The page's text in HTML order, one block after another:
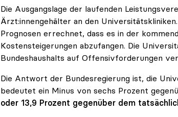
Die Ausgangslage der laufenden
Ärzt:innengehälter an den
Prognosen errechnet, dass es in der
Kostensteigerungen abzufangen. Die
Bundeshaushalts auf Offensivforderungen
Die Antwort der Bundesregierung ist, die
bedeutet ein Minus von sechs Prozent
oder 13,9 Prozent gegenüber dem